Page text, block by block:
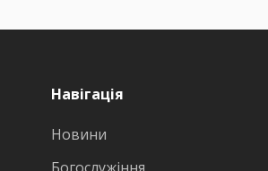
Навігація
Новини